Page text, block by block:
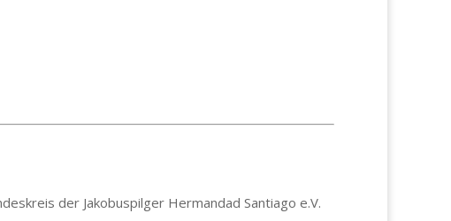
der Jakobuspilger Hermandad Santiago e.V.